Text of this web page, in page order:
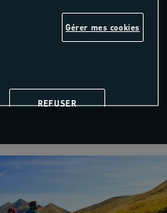
Gérer mes cookies
REFUSER